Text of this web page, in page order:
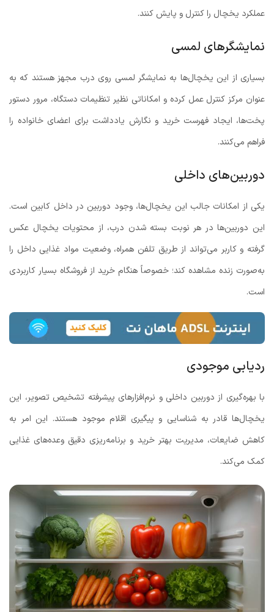
عملکرد یخچال را کنترل و پایش کنند.
نمایشگرهای لمسی
بسیاری از این یخچال‌ها به نمایشگر لمسی روی درب مجهز هستند که به
عنوان مرکز کنترل عمل کرده و امکاناتی نظیر تنظیمات دستگاه، مرور دستور
پخت‌ها، ایجاد فهرست خرید و نگارش یادداشت برای اعضای خانواده را
فراهم می‌کنند.
دوربین‌های داخلی
یکی از امکانات جالب این یخچال‌ها، وجود دوربین در داخل کابین است.
این دوربین‌ها در هر نوبت بسته شدن درب، از محتویات یخچال عکس
گرفته و کاربر می‌تواند از طریق تلفن همراه، وضعیت مواد غذایی داخل را
به‌صورت زنده مشاهده کند؛ خصوصاً هنگام خرید از فروشگاه بسیار کاربردی
است.
ردیابی موجودی
با بهره‌گیری از دوربین داخلی و نرم‌افزارهای پیشرفته تشخیص تصویر، این
یخچال‌ها قادر به شناسایی و پیگیری اقلام موجود هستند. این امر به
کاهش ضایعات، مدیریت بهتر خرید و برنامه‌ریزی دقیق وعده‌های غذایی
کمک می‌کند.